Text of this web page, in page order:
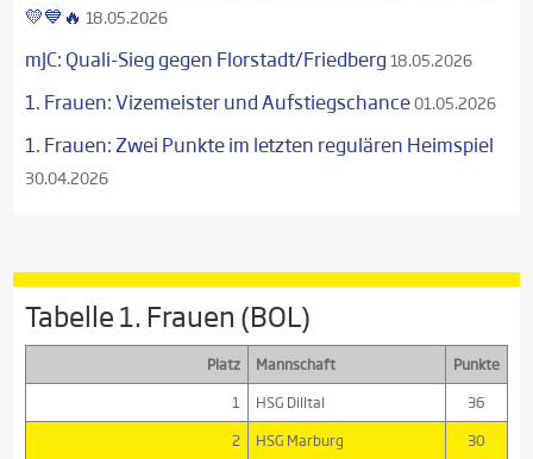
💛💙🔥 18.05.2026
mJC: Quali-Sieg gegen Florstadt/Friedberg 18.05.2026
1. Frauen: Vizemeister und Aufstiegschance01.05.2026
1. Frauen: Zwei Punkte im letzten regulären Heimspiel
30.04.2026
Tabelle 1. Frauen (BOL)
Platz Mannschaft
Punkte
1
HSG Dilltal
36
2
HSG Marburg 30